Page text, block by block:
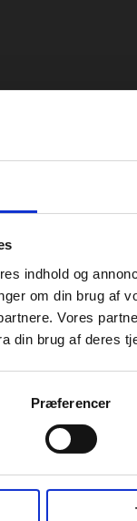
indhold og
om din brug af
Vores
din brug af deres
Præferencer